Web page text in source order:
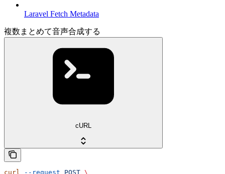
Laravel Fetch Metadata
複数まとめて音声合成する
cURL
curl --request POST \